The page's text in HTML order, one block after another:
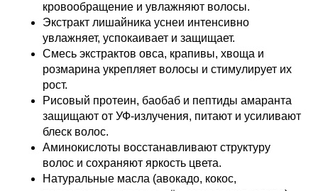
кровообращение и увлажняют волосы.
Экстракт лишайника уснеи интенсивно
увлажняет, успокаивает и защищает.
Смесь экстрактов овса, крапивы, хвоща и
розмарина укрепляет волосы и стимулирует их
рост.
Рисовый протеин, баобаб и пептиды амаранта
защищают от УФ-излучения, питают и усиливают
блеск волос.
Аминокислоты восстанавливают структуру
волос и сохраняют яркость цвета.
Натуральные масла (авокадо, кокос,